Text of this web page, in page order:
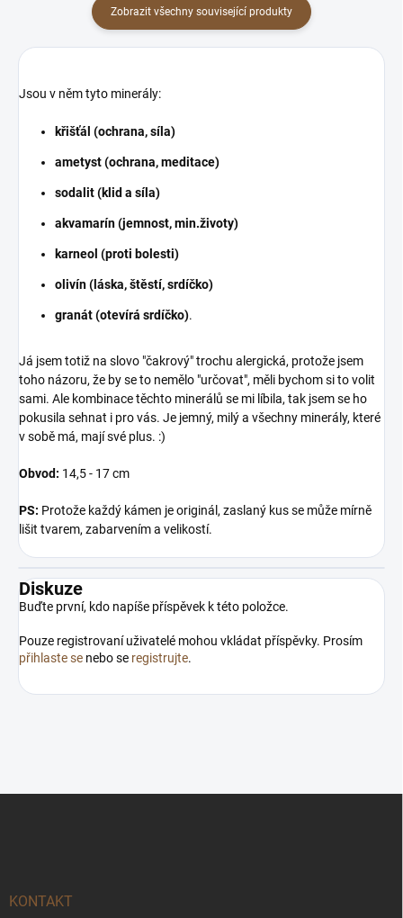
Zobrazit všechny související produkty
Jsou v něm tyto minerály:
křišťál (ochrana, síla)
ametyst (ochrana, meditace)
sodalit (klid a síla)
akvamarín (jemnost, min.životy)
karneol (proti bolesti)
olivín (láska, štěstí, srdíčko)
granát (otevírá srdíčko).
Já jsem totiž na slovo "čakrový" trochu alergická, protože jsem
toho názoru, že by se to nemělo "určovat", měli bychom si to volit
sami. Ale kombinace těchto minerálů se mi líbila, tak jsem se ho
pokusila sehnat i pro vás. Je jemný, milý a všechny minerály, které
v sobě má, mají své plus. :)
Obvod: 14,5 - 17 cm
PS: Protože každý kámen je originál, zaslaný kus se může mírně
lišit tvarem, zabarvením a velikostí.
Diskuze
Buďte první, kdo napíše příspěvek k této položce.
Pouze registrovaní uživatelé mohou vkládat příspěvky. Prosím
přihlaste se nebo se registrujte.
KONTAKT